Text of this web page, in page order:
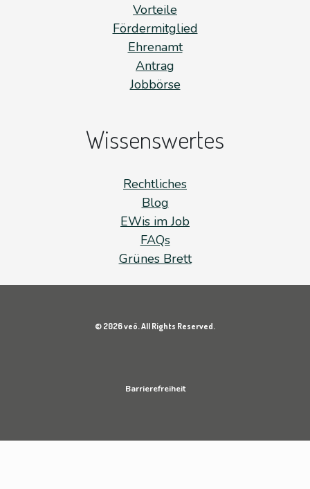
Vorteile
Fördermitglied
Ehrenamt
Antrag
Jobbörse
Wissenswertes
Rechtliches
Blog
EWis im Job
FAQs
Grünes Brett
© 2026 veö. All Rights Reserved.
Barrierefreiheit